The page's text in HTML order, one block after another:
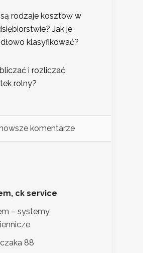
są rodzaje kosztów w
Jak je
klasyfikować?
i rozliczać
rolny?
komentarze
ck service
– systemy
88